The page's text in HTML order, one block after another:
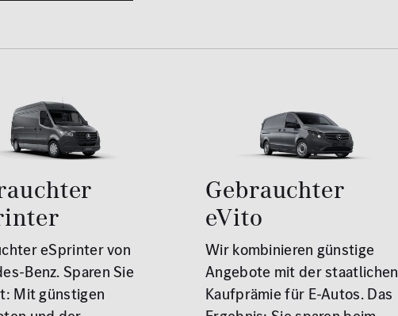
eSprinter von
Benz. Sparen Sie
Mit günstigen
Gebrauchter
eVito
Wir kombinieren günstige
Angebote mit der staatlichen
Kaufprämie für E-Autos. Das